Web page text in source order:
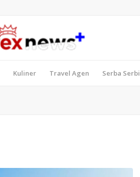
Kuliner Travel Agen Serba Serbi